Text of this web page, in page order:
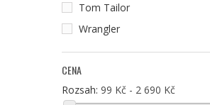
Tom Tailor
Wrangler
CENA
Rozsah: 99 Kč - 2 690 Kč